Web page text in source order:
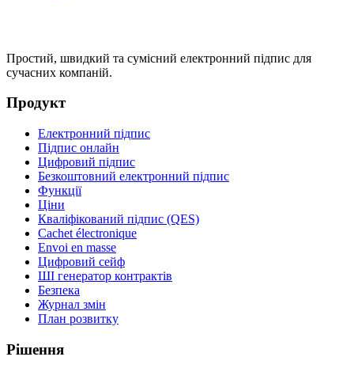
Простий, швидкий та сумісний електронний підпис для
сучасних компаній.
Продукт
Електронний підпис
Підпис онлайн
Цифровий підпис
Безкоштовний електронний підпис
Функції
Ціни
Кваліфікований підпис (QES)
Cachet électronique
Envoi en masse
Цифровий сейф
ШІ генератор контрактів
Безпека
Журнал змін
План розвитку
Рішення